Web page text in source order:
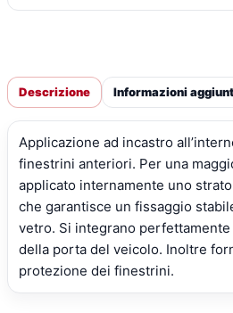
Descrizione Informazioni
Applicazione ad incastro
finestrini anteriori. Per una
applicato internamente uno
che garantisce un fissaggio
vetro. Si integrano
della porta del veicolo. Inoltre
protezione dei finestrini.